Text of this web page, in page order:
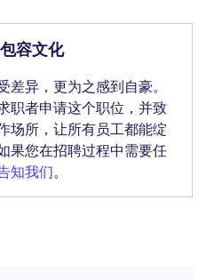
容文化
异，更为之感到自豪。
职者申请这个职位，并致
场所，让所有员工都能绽
果您在招聘过程中需要任
知我们。